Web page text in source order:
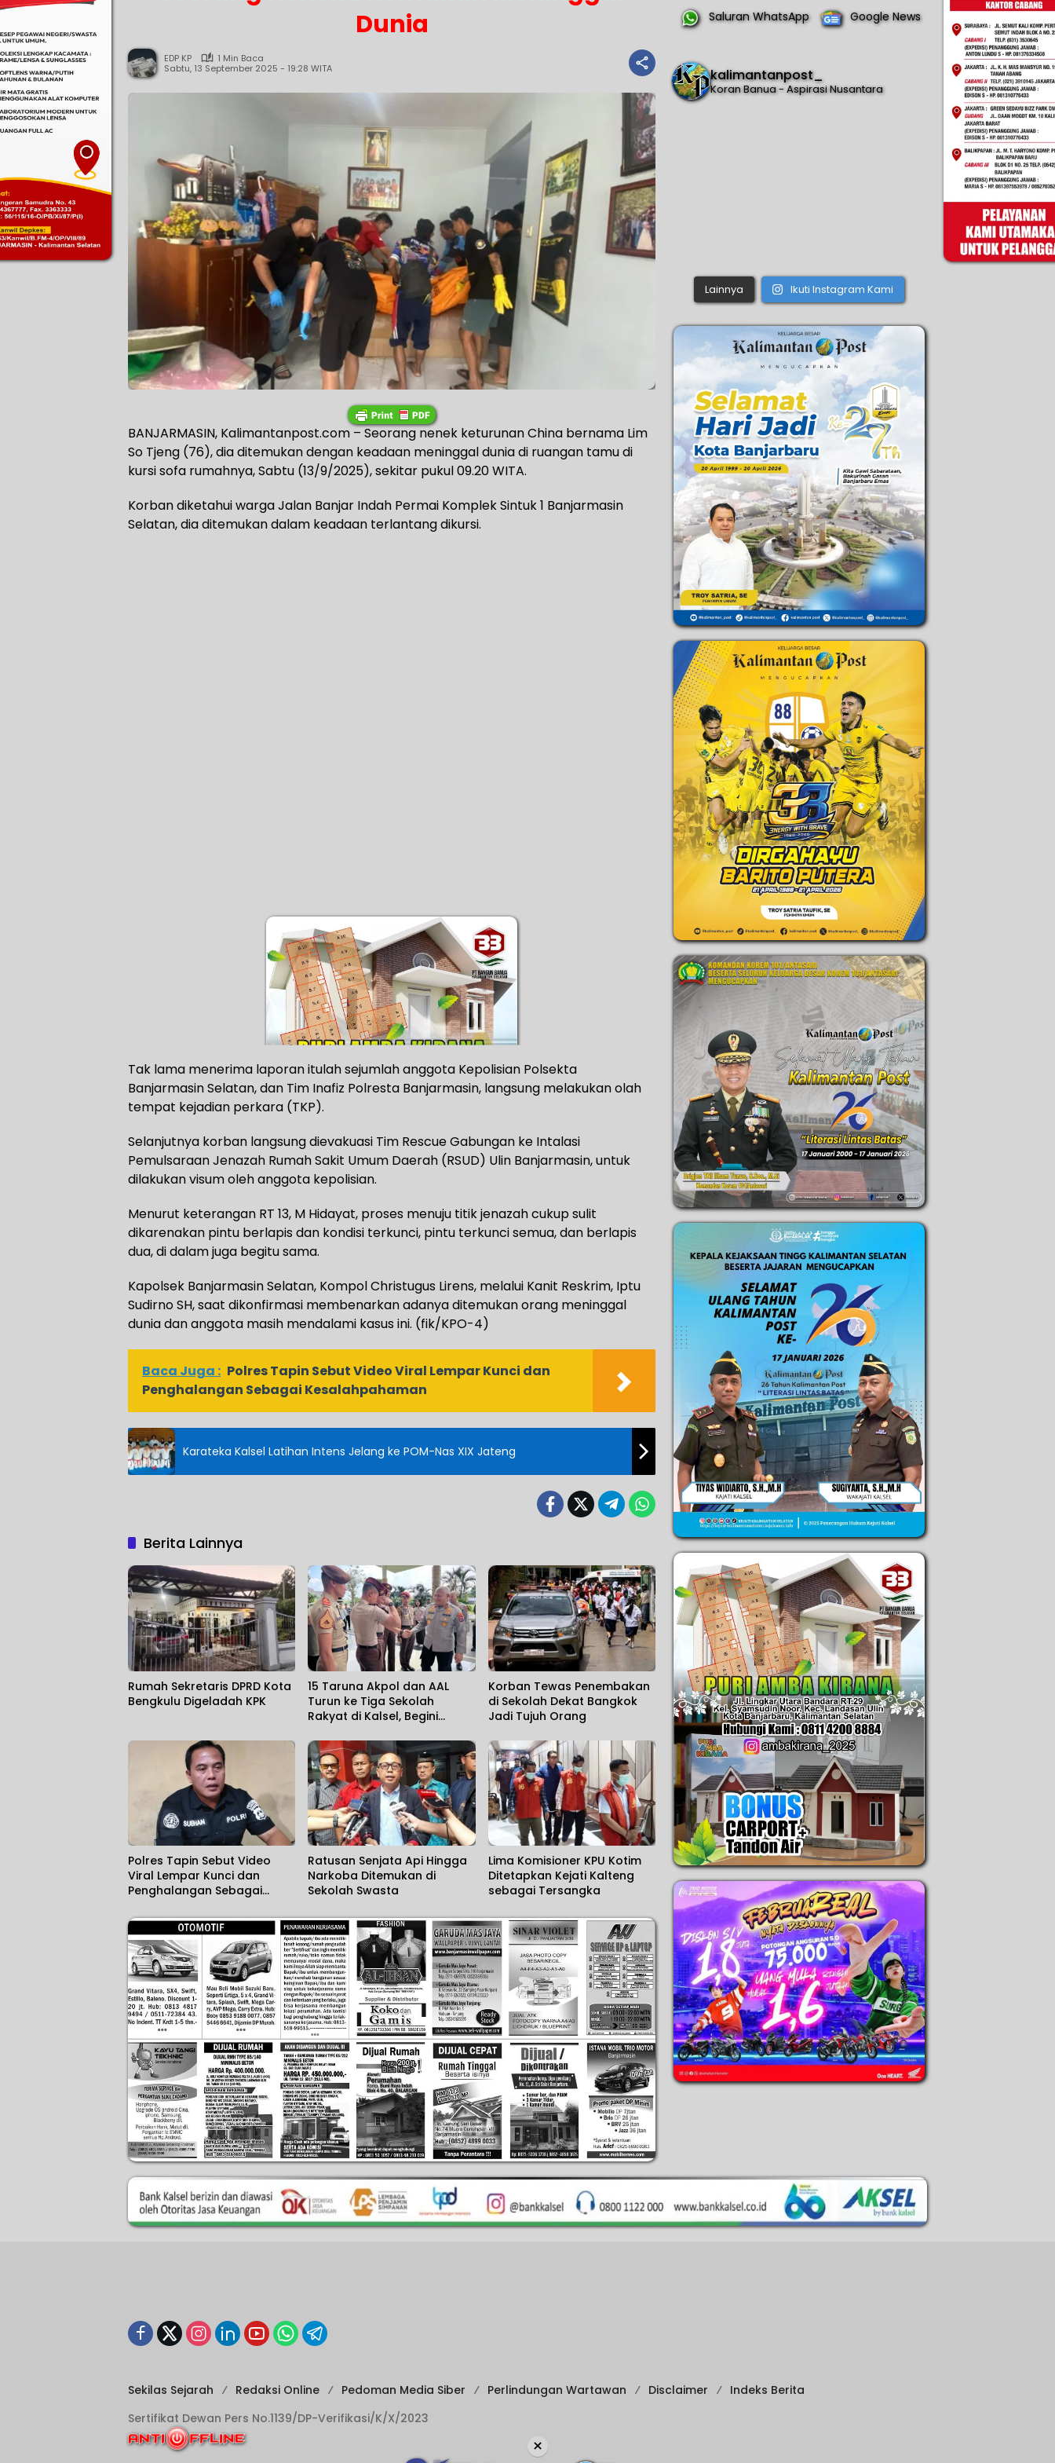
Dunia
EDP KP
1 Min Baca
Sabtu, 13 September 2025 - 19:28 WITA
BANJARMASIN, Kalimantanpost.com – Seorang nenek keturunan China bernama Lim
So Tjeng (76), dia ditemukan dengan keadaan meninggal dunia di ruangan tamu di
kursi sofa rumahnya, Sabtu (13/9/2025), sekitar pukul 09.20 WITA.
Korban diketahui warga Jalan Banjar Indah Permai Komplek Sintuk 1 Banjarmasin
Selatan, dia ditemukan dalam keadaan terlantang dikursi.
Tak lama menerima laporan itulah sejumlah anggota Kepolisian Polsekta
Banjarmasin Selatan, dan Tim Inafiz Polresta Banjarmasin, langsung melakukan olah
tempat kejadian perkara (TKP).
Selanjutnya korban langsung dievakuasi Tim Rescue Gabungan ke Intalasi
Pemulsaraan Jenazah Rumah Sakit Umum Daerah (RSUD) Ulin Banjarmasin, untuk
dilakukan visum oleh anggota kepolisian.
Menurut keterangan RT 13, M Hidayat, proses menuju titik jenazah cukup sulit
dikarenakan pintu berlapis dan kondisi terkunci, pintu terkunci semua, dan berlapis
dua, di dalam juga begitu sama.
Kapolsek Banjarmasin Selatan, Kompol Christugus Lirens, melalui Kanit Reskrim, Iptu
Sudirno SH, saat dikonfirmasi membenarkan adanya ditemukan orang meninggal
dunia dan anggota masih mendalami kasus ini. (fik/KPO-4)
Baca Juga : Polres Tapin Sebut Video Viral Lempar Kunci dan
Penghalangan Sebagai Kesalahpahaman
Karateka Kalsel Latihan Intens Jelang ke POM-Nas XIX Jateng
Berita Lainnya
Rumah Sekretaris DPRD Kota
Bengkulu Digeladah KPK
15 Taruna Akpol dan AAL
Turun ke Tiga Sekolah
Rakyat di Kalsel, Begini
Korban Tewas Penembakan
di Sekolah Dekat Bangkok
Jadi Tujuh Orang
Polres Tapin Sebut Video
Viral Lempar Kunci dan
Penghalangan Sebagai
Ratusan Senjata Api Hingga
Narkoba Ditemukan di
Sekolah Swasta
Lima Komisioner KPU Kotim
Ditetapkan Kejati Kalteng
sebagai Tersangka
Saluran WhatsApp Google News
kalimantanpost_
Koran Banua - Aspirasi Nusantara
Lainnya Ikuti Instagram Kami
Sekilas Sejarah Redaksi Online Pedoman Media Siber Perlindungan Wartawan Disclaimer
Indeks Berita
Sertifikat Dewan Pers No.1139/DP-Verifikasi/K/X/2023
×